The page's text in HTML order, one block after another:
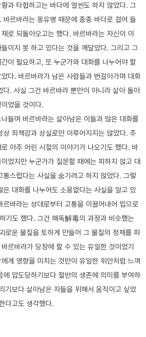
과 타협하고는 바다에 얼씬도 하지 않았다. 그
바르바라는 몽유병 때문에 종종 바다로 걸어 들
로 되돌아오고는 했다. 바르바라는 자신이 이
이지 못 하고 있다는 것을 깨달았다. 그리고 그
이 필요하고, 또 누군가와 대화를 나누어야 할
다. 바르바라가 남은 사람들과 번갈아가며 대화
다. 사실 그건 바르바라 뿐만이 아니라 살아 돌아
었을 것이다.
들며 바르바라는 살아남은 이들과 많은 대화를
상 죄책감과 상실로만 이루어지지는 않았다. 주
아주 어린 시절의 이야기가 나오기도 했다. 바
었지만 누군가가 질문할 때에는 피하지 않고 대
통스럽다는 사실을 숨기려고 하지 않았다. 그렇
은 대화를 나누어도 소용없다는 사실을 알고 있
르바라는 상대로부터 고통을 이끌어내어 입으로
기도 했다. 그건 해독解毒의 과정과 비슷했는
로운 물질을 토하게 만들어 그 물질의 정체를 파
르바라가 당장에 할 수 있는 유일한 것이었기
게 영향을 미치는 것만이 유일한 위안처럼 느껴
에 압도당하기보다 절반의 생존에 의미를 부여하
기보다 살아남은 자들을 위해서 움직이고 싶었
다고도 생각했다.